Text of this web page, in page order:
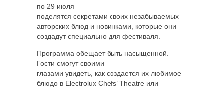
по 29 июля
поделятся секретами своих незабываемых
авторских блюд и новинками, которые они
создадут специально для фестиваля.
Программа обещает быть насыщенной.
Гости смогут своими
глазами увидеть, как создается их любимое
блюдо в Electrolux Chefs’ Theatre или